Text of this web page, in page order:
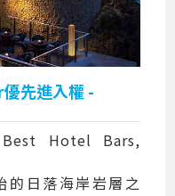
先進入權 -
Hotel Bars,
的日落海岸岩層之